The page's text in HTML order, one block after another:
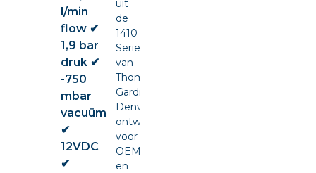
l/min
flow ✔
1,9 bar
druk ✔
-750
mbar
vacuüm
✔
12VDC
✔
uit
de
1410
Series
van
Thomas
Gardner
Denver,
ontwikkeld
voor
OEM-
en